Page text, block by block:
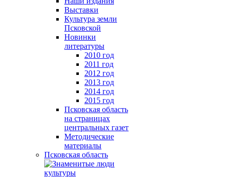
Выставки
Культура земли
Псковской
Новинки
литературы
2010 год
2011 год
2012 год
2013 год
2014 год
2015 год
Псковская область
на страницах
центральных газет
Методические
материалы
Псковская область